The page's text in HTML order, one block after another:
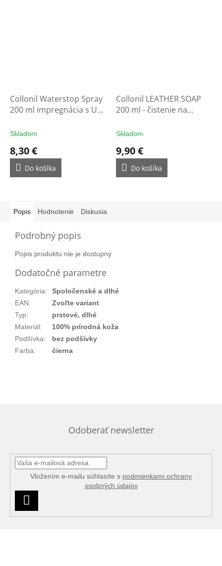
Collonil Waterstop Spray
200 ml impregnácia s UV
rukavice
Skladom
8,30 €
Do košíka
Collonil LEATHER SOAP
200 ml - čistenie na
Skladom
9,90 €
Do košíka
Popis Hodnotenie Diskusia
Podrobný popis
Popis produktu nie je dostupný
Dodatočné parametre
Kategória:
Spoločenské a dlhé
EAN:
Zvoľte variant
Typ:
prstové, dlhé
Materiál:
100% prírodná koža
Podšívka:
bez podšívky
Farba: čierna
Odoberať newsletter
Vložením e-mailu súhlasíte s podmienkami ochrany
osobných údajov
SA